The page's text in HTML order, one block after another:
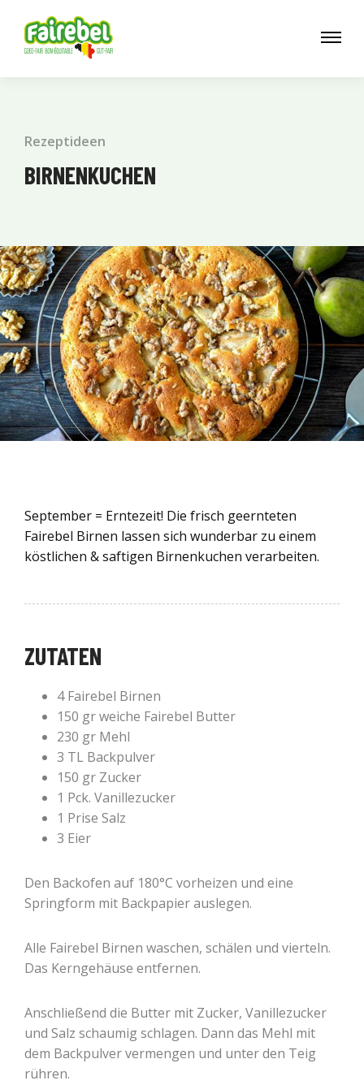
Rezeptideen
BIRNENKUCHEN
September = Erntezeit! Die frisch geernteten
Fairebel Birnen lassen sich wunderbar zu einem
köstlichen & saftigen Birnenkuchen verarbeiten.
ZUTATEN
4 Fairebel Birnen
150 gr weiche Fairebel Butter
230 gr Mehl
3 TL Backpulver
150 gr Zucker
1 Pck. Vanillezucker
1 Prise Salz
3 Eier
Den Backofen auf 180°C vorheizen und eine
Springform mit Backpapier auslegen.
Alle Fairebel Birnen waschen, schälen und vierteln.
Das Kerngehäuse entfernen.
Anschließend die Butter mit Zucker, Vanillezucker
und Salz schaumig schlagen. Dann das Mehl mit
dem Backpulver vermengen und unter den Teig
rühren.